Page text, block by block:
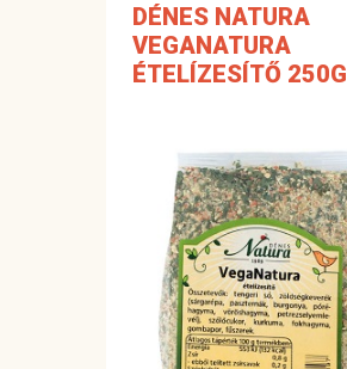
DÉNES NATURA
VEGANATURA
ÉTELÍZESÍTŐ 250G